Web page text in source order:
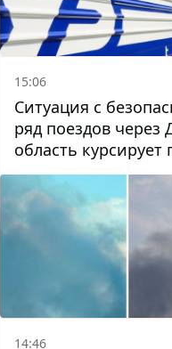
15:06
Ситуация с
ряд поездов через
область курсирует
измененному
часть пути заменили
автобусами и
14:46